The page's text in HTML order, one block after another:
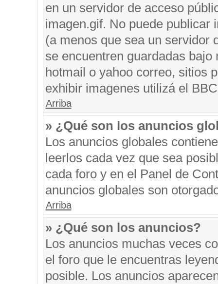
en un servidor de acceso
imagen.gif. No puede publicar
(a menos que sea un servidor
se encuentren guardadas
hotmail o yahoo correo, sitios
exhibir imagenes utilizá el
Arriba
» ¿Qué son los anuncios
Los anuncios globales
leerlos cada vez que sea
cada foro y en el Panel de
anuncios globales son
Arriba
» ¿Qué son los anuncios?
Los anuncios muchas veces
el foro que le encuentras
posible. Los anuncios